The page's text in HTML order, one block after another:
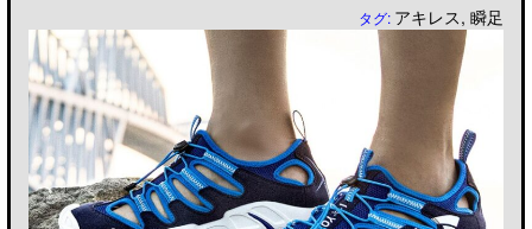
タグ: アキレス,瞬足